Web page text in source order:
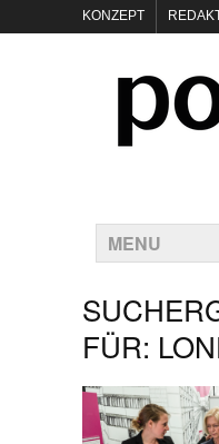
KONZEPT
KONTAKT
MENU
FÜR: